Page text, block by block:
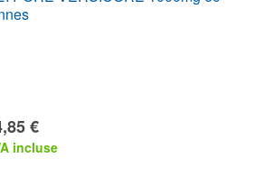
€
incluse